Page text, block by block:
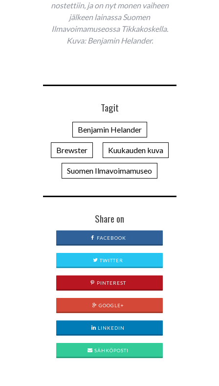
nostettiin, ja on nyt monen vaiheen
jälkeen lainassa Suomen
Ilmavoimamuseossa Tikkakoskella.
Kuva: Benjamin Helander.
Tagit
Benjamin Helander
Brewster Kuukauden kuva
Suomen Ilmavoimamuseo
Share on
FACEBOOK
TWITTER
PINTEREST
GOOGLE+
LINKEDIN
SÄHKÖPOSTI